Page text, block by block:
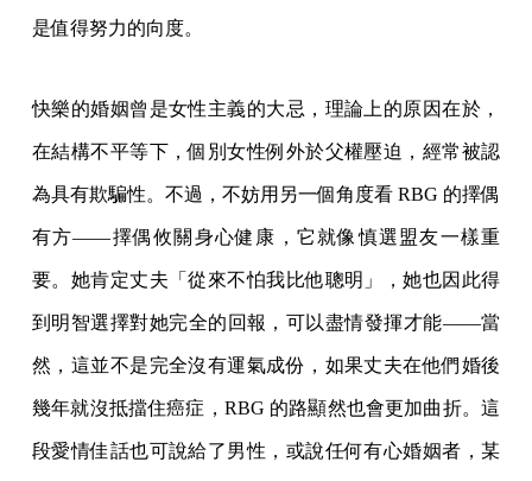
是值得努力的向度。
快樂的婚姻曾是女性主義的大忌，理論上的原因在於，
在結構不平等下，個別女性例外於父權壓迫，經常被認
為具有欺騙性。不過，不妨用另一個角度看 RBG 的擇偶
有方——擇偶攸關身心健康，它就像慎選盟友一樣重
要。她肯定丈夫「從來不怕我比他聰明」，她也因此得
到明智選擇對她完全的回報，可以盡情發揮才能——當
然，這並不是完全沒有運氣成份，如果丈夫在他們婚後
幾年就沒抵擋住癌症，RBG 的路顯然也會更加曲折。這
段愛情佳話也可說給了男性，或說任何有心婚姻者，某